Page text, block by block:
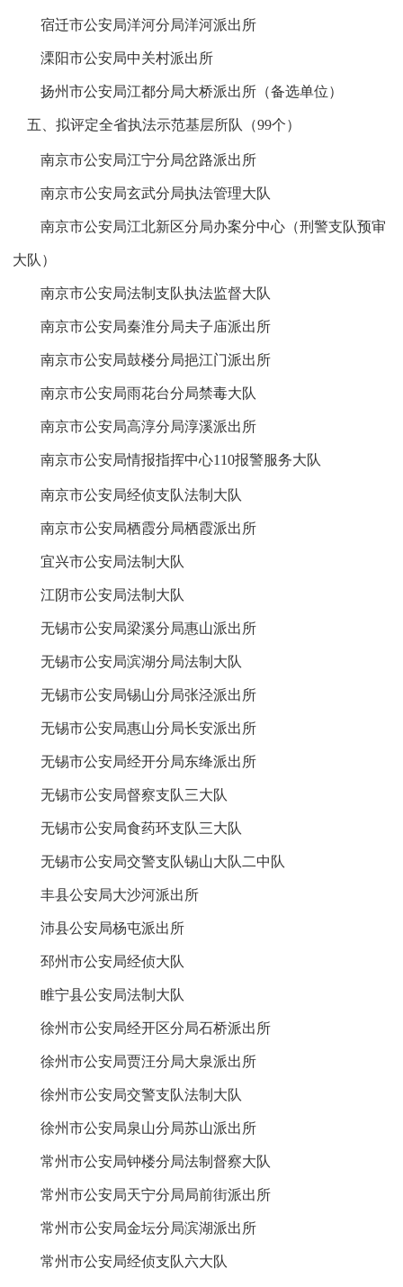
宿迁市公安局洋河分局洋河派出所
溧阳市公安局中关村派出所
扬州市公安局江都分局大桥派出所（备选单位）
五、拟评定全省执法示范基层所队（99个）
南京市公安局江宁分局岔路派出所
南京市公安局玄武分局执法管理大队
南京市公安局江北新区分局办案分中心（刑警支队预审
大队）
南京市公安局法制支队执法监督大队
南京市公安局秦淮分局夫子庙派出所
南京市公安局鼓楼分局挹江门派出所
南京市公安局雨花台分局禁毒大队
南京市公安局高淳分局淳溪派出所
南京市公安局情报指挥中心110报警服务大队
南京市公安局经侦支队法制大队
南京市公安局栖霞分局栖霞派出所
宜兴市公安局法制大队
江阴市公安局法制大队
无锡市公安局梁溪分局惠山派出所
无锡市公安局滨湖分局法制大队
无锡市公安局锡山分局张泾派出所
无锡市公安局惠山分局长安派出所
无锡市公安局经开分局东绛派出所
无锡市公安局督察支队三大队
无锡市公安局食药环支队三大队
无锡市公安局交警支队锡山大队二中队
丰县公安局大沙河派出所
沛县公安局杨屯派出所
邳州市公安局经侦大队
睢宁县公安局法制大队
徐州市公安局经开区分局石桥派出所
徐州市公安局贾汪分局大泉派出所
徐州市公安局交警支队法制大队
徐州市公安局泉山分局苏山派出所
常州市公安局钟楼分局法制督察大队
常州市公安局天宁分局局前街派出所
常州市公安局金坛分局滨湖派出所
常州市公安局经侦支队六大队